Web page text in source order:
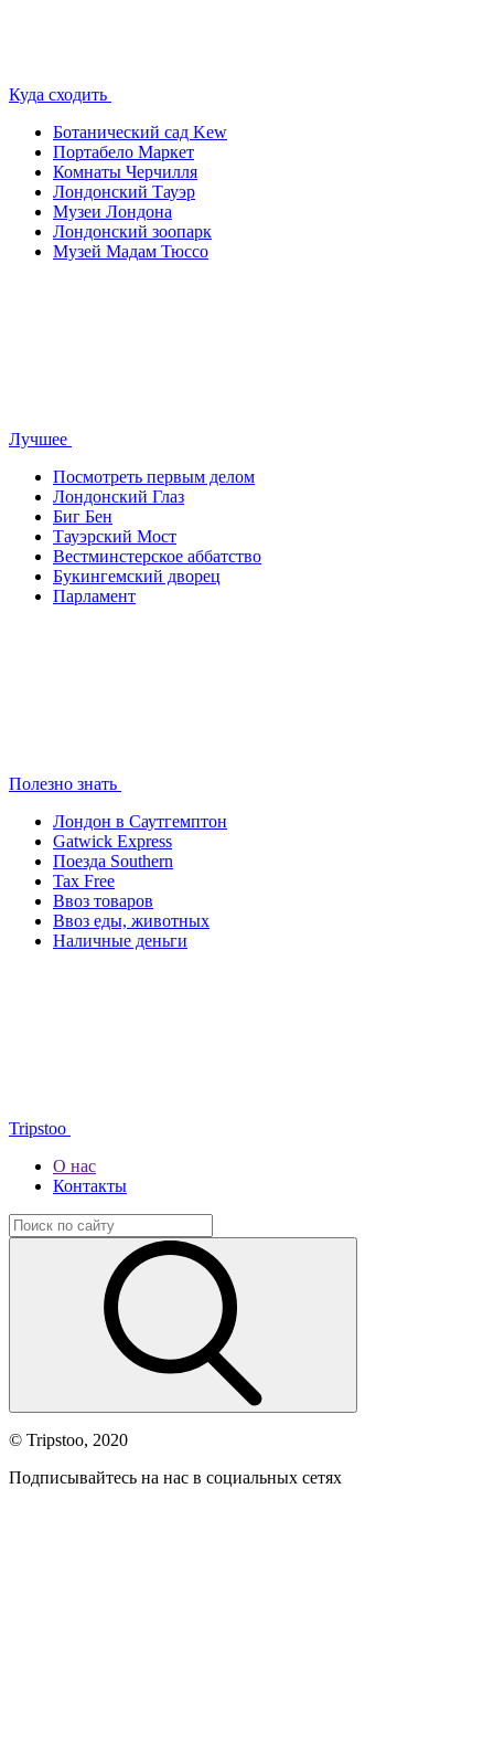
Куда сходить
Ботанический сад Kew
Портабело Маркет
Комнаты Черчилля
Лондонский Тауэр
Музеи Лондона
Лондонский зоопарк
Музей Мадам Тюссо
Лучшее
Посмотреть первым делом
Лондонский Глаз
Биг Бен
Тауэрский Мост
Вестминстерское аббатство
Букингемский дворец
Парламент
Полезно знать
Лондон в Саутгемптон
Gatwick Express
Поезда Southern
Tax Free
Ввоз товаров
Ввоз еды, животных
Наличные деньги
Tripstoo
О нас
Контакты
© Tripstoo, 2020
Подписывайтесь на нас в социальных сетях